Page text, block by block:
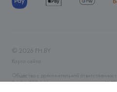
© 2026 FH.BY
Карта сайта
Общество с дополнительной
06.04.2006 Минским горисполкомом.